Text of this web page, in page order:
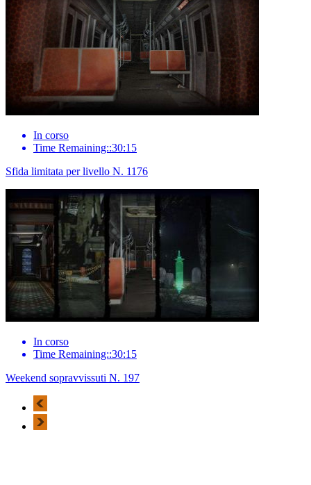
In corso
Time Remaining::30:15
Sfida limitata per livello N. 1176
In corso
Time Remaining::30:15
Weekend sopravvissuti N. 197